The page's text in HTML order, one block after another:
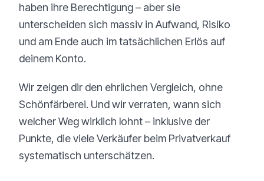
haben ihre Berechtigung – aber sie
unterscheiden sich massiv in Aufwand, Risiko
und am Ende auch im tatsächlichen Erlös auf
deinem Konto.
Wir zeigen dir den ehrlichen Vergleich, ohne
Schönfärberei. Und wir verraten, wann sich
welcher Weg wirklich lohnt – inklusive der
Punkte, die viele Verkäufer beim Privatverkauf
systematisch unterschätzen.